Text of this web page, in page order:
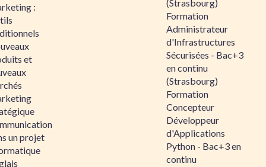
:
et
un projet
(Strasbourg)
Formation
Administrateur
d'Infrastructures
Sécurisées - Bac+3
en continu
(Strasbourg)
Formation
Concepteur
Développeur
d'Applications
Python - Bac+3 en
continu